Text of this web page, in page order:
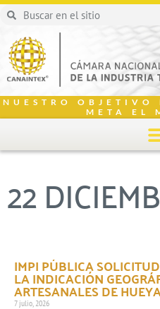
NUESTRO OBJETIVO
META EL
22
IMPI PÚBLICA
LA INDICACIÓN
ARTESANALES DE
7 julio, 2026